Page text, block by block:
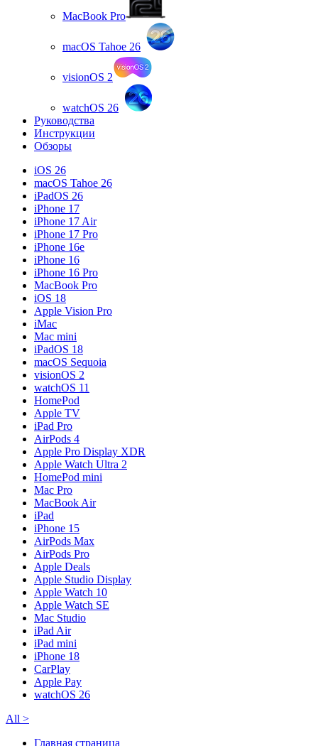
MacBook Pro
macOS Tahoe 26
visionOS 2
watchOS 26
Руководства
Инструкции
Обзоры
iOS 26
macOS Tahoe 26
iPadOS 26
iPhone 17
iPhone 17 Air
iPhone 17 Pro
iPhone 16e
iPhone 16
iPhone 16 Pro
MacBook Pro
iOS 18
Apple Vision Pro
iMac
Mac mini
iPadOS 18
macOS Sequoia
visionOS 2
watchOS 11
HomePod
Apple TV
iPad Pro
AirPods 4
Apple Pro Display XDR
Apple Watch Ultra 2
HomePod mini
Mac Pro
MacBook Air
iPad
iPhone 15
AirPods Max
AirPods Pro
Apple Deals
Apple Studio Display
Apple Watch 10
Apple Watch SE
Mac Studio
iPad Air
iPad mini
iPhone 18
CarPlay
Apple Pay
watchOS 26
All >
Главная страница